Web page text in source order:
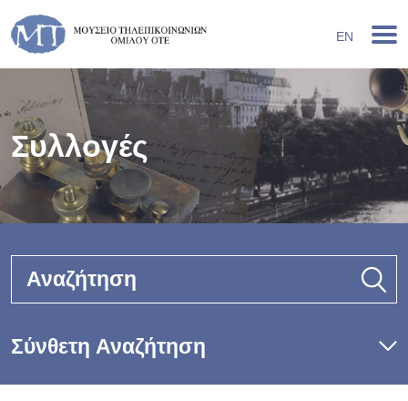
EN
Συλλογές
Αναζήτηση
Σύνθετη Αναζήτηση